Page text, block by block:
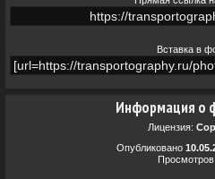
Информация о
Лицензия:
Опубликовано
Вставка в